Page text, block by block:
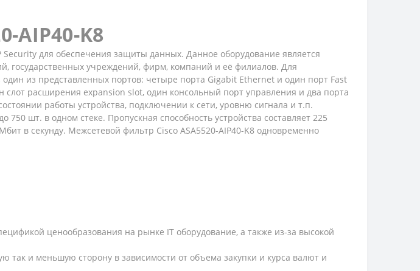
AIP40-K8
для обеспечения защиты данных. Данное оборудование является
государственных учреждений, фирм, компаний и её филиалов. Для
из представленных портов: четыре порта Gigabit Ethernet и один порт Fast
расширения expansion slot, один консольный порт управления и два порта
работы устройства, подключении к сети, уровню сигнала и т.п.
шт. в одном стеке. Пропускная способность устройства составляет 225
в секунду. Межсетевой фильтр Cisco ASA5520-AIP40-K8 одновременно
ценообразования на рынке IT оборудование, а также из-за высокой
так и меньшую сторону в зависимости от объема закупки и курса валют и